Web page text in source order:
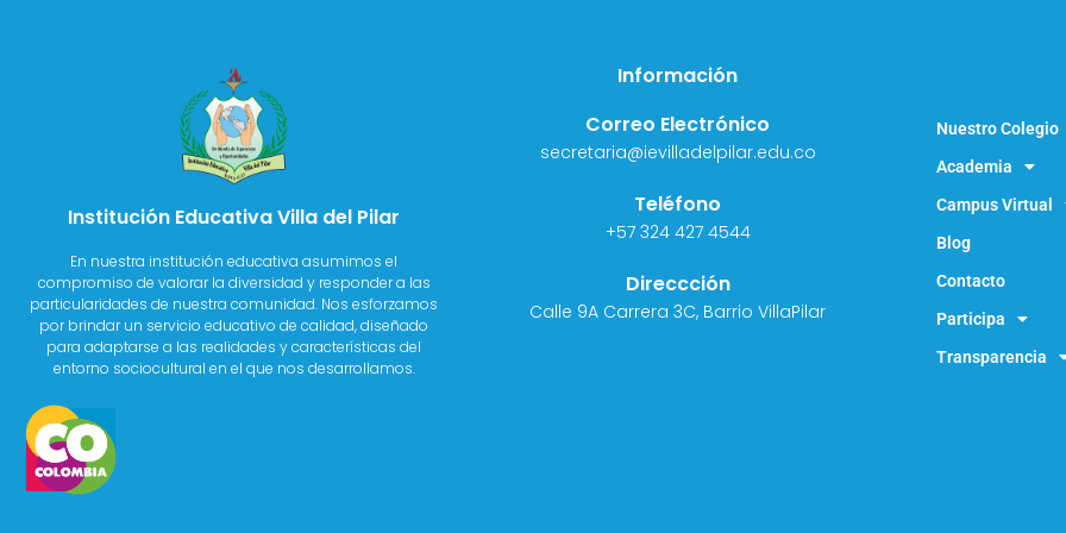
Institución Educativa Villa del Pilar
En nuestra institución educativa asumimos el
compromiso de valorar la diversidad y responder a las
particularidades de nuestra comunidad. Nos esforzamos
por brindar un servicio educativo de calidad, diseñado
para adaptarse a las realidades y características del
entorno sociocultural en el que nos desarrollamos.
Información
Correo Electrónico
secretaria@ievilladelpilar.edu.co
Teléfono
+57 324 427 4544
Direccción
Calle 9A Carrera 3C, Barrio VillaPilar
Nuestro Colegio
Academia
Campus Virtual
Blog
Contacto
Participa
Transparencia